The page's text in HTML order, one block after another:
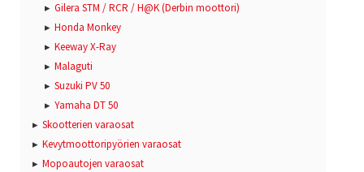
Gilera STM / RCR / H@K (Derbin moottori)
Honda Monkey
Keeway X-Ray
Malaguti
Suzuki PV 50
Yamaha DT 50
Skootterien varaosat
Kevytmoottoripyörien varaosat
Mopoautojen varaosat